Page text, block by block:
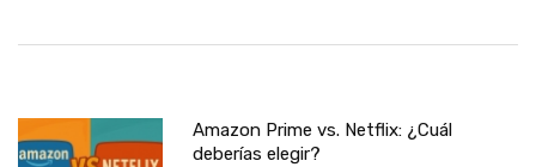
Amazon Prime vs. Netflix: ¿Cuál
deberías elegir?